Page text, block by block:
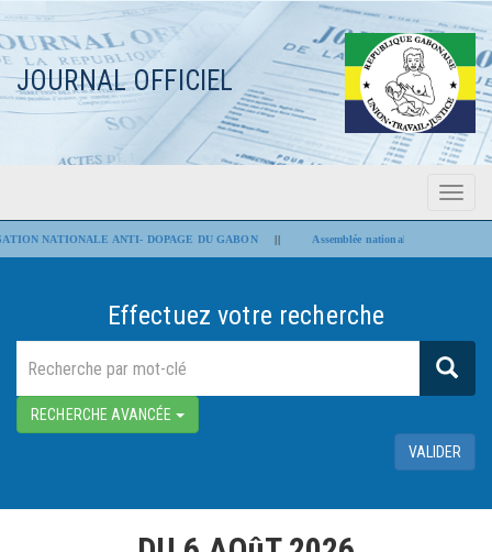
JOURNAL OFFICIEL
Menu
NATIONALE ANTI- DOPAGE DU GABON|| Assemblée nationale : Les projets de loi
Effectuez votre recherche
RECHERCHE AVANCÉE
VALIDER